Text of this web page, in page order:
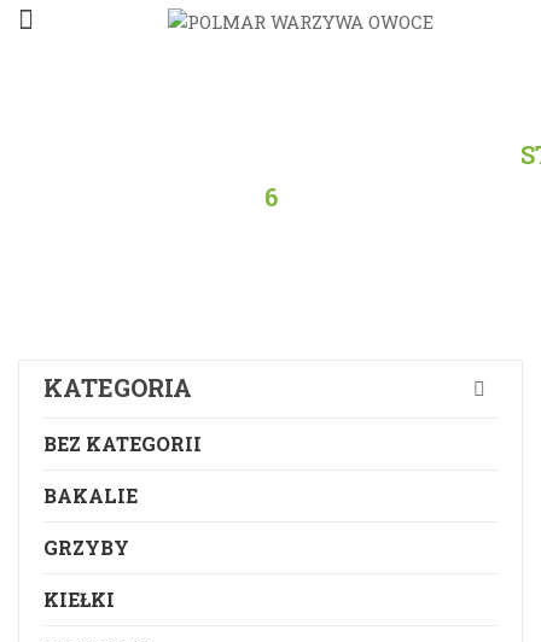
6
KATEGORIA
BEZ KATEGORII
BAKALIE
GRZYBY
KIEŁKI